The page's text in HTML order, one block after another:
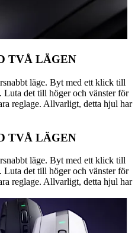
TVÅ LÄGEN
läge. Byt med ett klick till
det till höger och vänster för
reglage. Allvarligt, detta hjul har
TVÅ LÄGEN
läge. Byt med ett klick till
det till höger och vänster för
reglage. Allvarligt, detta hjul har